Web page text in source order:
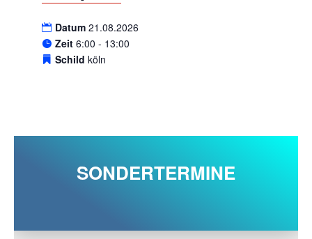
Datum 21.08.2026
Zeit 6:00 - 13:00
Schild köln
SONDERTERMINE